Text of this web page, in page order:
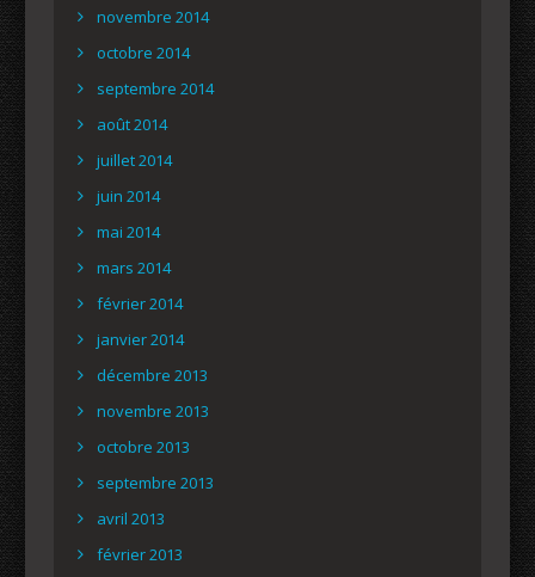
novembre 2014
octobre 2014
septembre 2014
août 2014
juillet 2014
juin 2014
mai 2014
mars 2014
février 2014
janvier 2014
décembre 2013
novembre 2013
octobre 2013
septembre 2013
avril 2013
février 2013